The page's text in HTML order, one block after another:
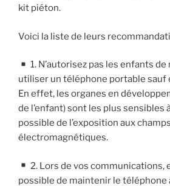
kit piéton.
Voici la liste de leurs
1. N’autorisez pas les enfants de
utiliser un téléphone portable sauf
En effet, les organes en
de l’enfant) sont les plus sensibles
possible de l’exposition aux champs
électromagnétiques.
2. Lors de vos communications,
possible de maintenir le téléphone